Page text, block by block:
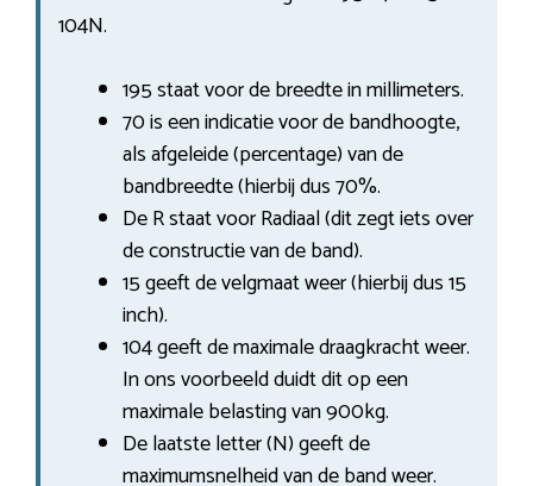
104N.
195 staat voor de breedte in millimeters.
70 is een indicatie voor de bandhoogte,
als afgeleide (percentage) van de
bandbreedte (hierbij dus 70%.
De R staat voor Radiaal (dit zegt iets over
de constructie van de band).
15 geeft de velgmaat weer (hierbij dus 15
inch).
104 geeft de maximale draagkracht weer.
In ons voorbeeld duidt dit op een
maximale belasting van 900kg.
De laatste letter (N) geeft de
maximumsnelheid van de band weer.